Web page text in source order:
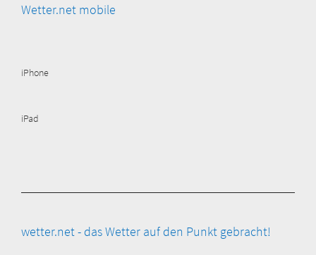
Wetter.net mobile
iPhone
iPad
wetter.net - das Wetter auf den Punkt gebracht!